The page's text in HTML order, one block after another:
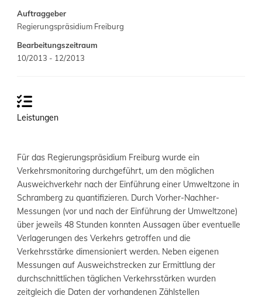
Auftraggeber
Regierungspräsidium Freiburg
Bearbeitungszeitraum
10/2013 - 12/2013
Leistungen
Für das Regierungspräsidium Freiburg wurde ein
Verkehrsmonitoring durchgeführt, um den möglichen
Ausweichverkehr nach der Einführung einer Umweltzone in
Schramberg zu quantifizieren. Durch Vorher-Nachher-
Messungen (vor und nach der Einführung der Umweltzone)
über jeweils 48 Stunden konnten Aussagen über eventuelle
Verlagerungen des Verkehrs getroffen und die
Verkehrsstärke dimensioniert werden. Neben eigenen
Messungen auf Ausweichstrecken zur Ermittlung der
durchschnittlichen täglichen Verkehrsstärken wurden
zeitgleich die Daten der vorhandenen Zählstellen